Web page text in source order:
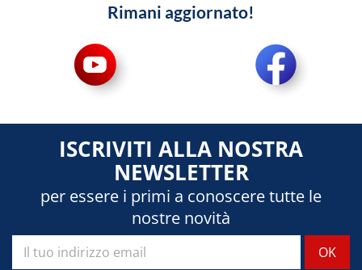
Rimani aggiornato!
ISCRIVITI ALLA NOSTRA
NEWSLETTER
per essere i primi a conoscere tutte le
nostre novità